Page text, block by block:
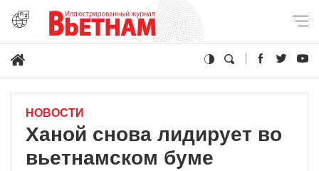
НОВОСТИ
Ханой снова лидирует во
вьетнамском буме